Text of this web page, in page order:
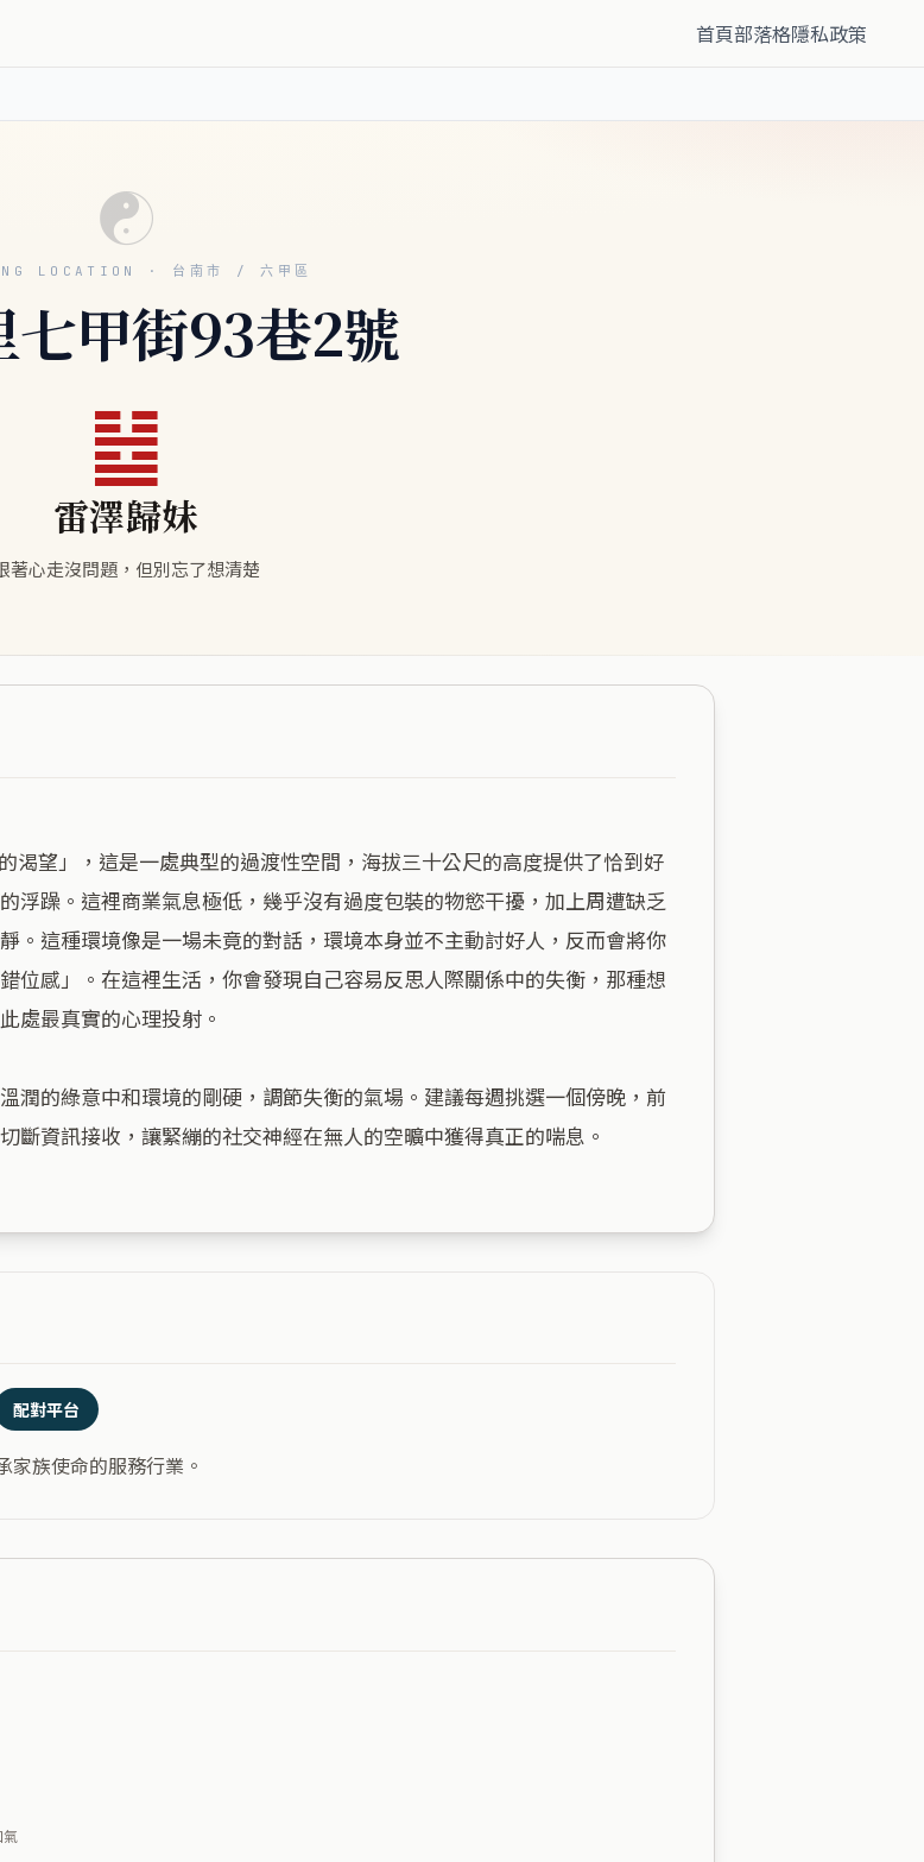
首頁部落格隱私政策
☯
LOCATION · 台南市 / 六甲區
七甲街93巷2號
䷵
雷澤歸妹
著心走沒問題，但別忘了想清楚
浮躁。這裡商業氣息極低，幾乎沒有過度包裝的物慾干擾，加上周遭缺乏
。這種環境像是一場未竟的對話，環境本身並不主動討好人，反而會將你
位感」。在這裡生活，你會發現自己容易反思人際關係中的失衡，那種想
處最真實的心理投射。
潤的綠意中和環境的剛硬，調節失衡的氣場。建議每週挑選一個傍晚，前
斷資訊接收，讓緊繃的社交神經在無人的空曠中獲得真正的喘息。
配對平台
族使命的服務行業。
氣